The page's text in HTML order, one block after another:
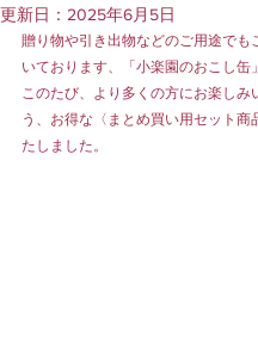
更新日： 2025年6月5日
贈り物や引き出物などのご用途でも
いております、「小楽園のおこし缶
このたび、より多くの方にお楽しみ
う、お得な〈まとめ買い用セット商
たしました。